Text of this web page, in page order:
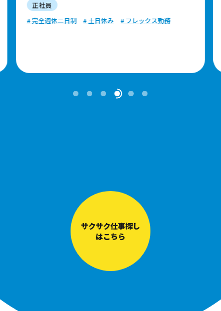
正社員
# 完全週休二日制
# 土日休み # フレックス勤務
サクサク仕事探し
はこちら